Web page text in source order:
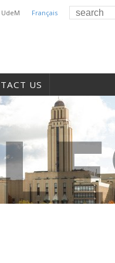
Français
US